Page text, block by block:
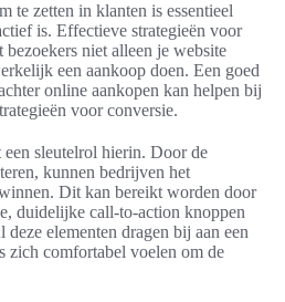
te zetten in klanten is essentieel
is. Effectieve strategieën voor
niet alleen je website
een aankoop doen. Een goed
online aankopen kan helpen bij
voor conversie.
een sleutelrol hierin. Door de
kunnen bedrijven het
Dit kan bereikt worden door
duidelijke call-to-action knoppen
elementen dragen bij aan een
zich comfortabel voelen om de